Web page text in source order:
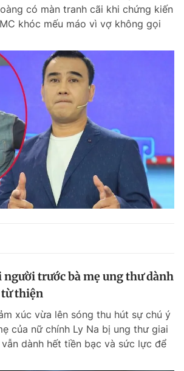
có màn tranh cãi khi chứng kiến
khóc mếu máo vì vợ không gọi
người trước bà mẹ ung thư dành
thiện
xúc vừa lên sóng thu hút sự chú ý
của nữ chính Ly Na bị ung thư giai
dành hết tiền bạc và sức lực để